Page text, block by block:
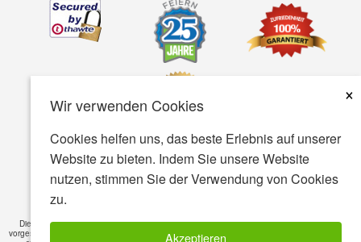
Wir verwenden Cookies
×
Cookies helfen uns, das beste Erlebnis auf unserer
Website zu bieten. Indem Sie unsere Website
nutzen, stimmen Sie der Verwendung von Cookies
zu.
Akzeptieren
© Copyright 2001-2026 BIOVEA. Alle rechte vorbehalten
Die auf dieser Webseite enthaltenen Informationen sind nur für das allgemeine Wissen
vorgesehen und sind nicht als Ersatz für ein professionelles Gutachten oder Behandlung für